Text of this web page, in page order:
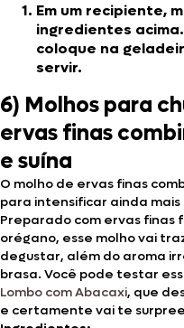
Em um recipiente,
ingredientes
coloque na
servir.
6) Molhos para
ervas finas
e suína
O molho de ervas finas
para intensificar ainda
Preparado com ervas finas
orégano, esse molho vai
degustar, além do aroma
brasa. Você pode testar
Lombo com Abacaxi, que
e certamente vai te